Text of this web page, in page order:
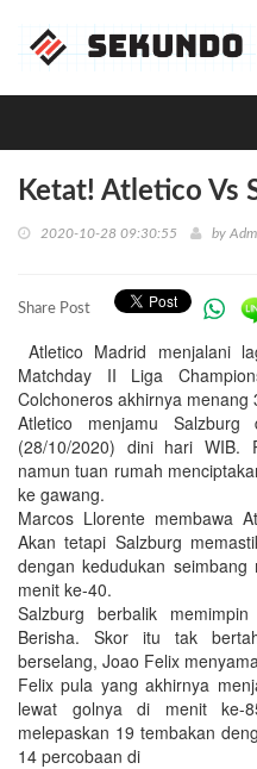
Ketat! Atletico Vs
2020-10-28 09:30:55 by
Share Post
Atletico Madrid menjalani
Matchday II Liga
Colchoneros akhirnya menang
Atletico menjamu Salzburg
(28/10/2020) dini hari WIB.
namun tuan rumah
ke gawang.
Marcos Llorente membawa
Akan tetapi Salzburg
dengan kedudukan
menit ke-40.
Salzburg berbalik
Berisha. Skor itu tak
berselang, Joao Felix
Felix pula yang akhirnya
lewat golnya di menit ke-
melepaskan 19 tembakan
14 percobaan di